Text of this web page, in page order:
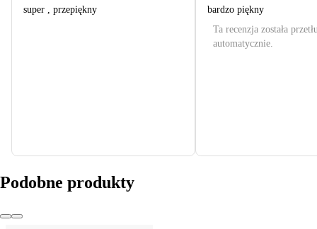
super , przepiękny
bardzo piękny
Ta recenzja została
automatycznie.
Podobne produkty